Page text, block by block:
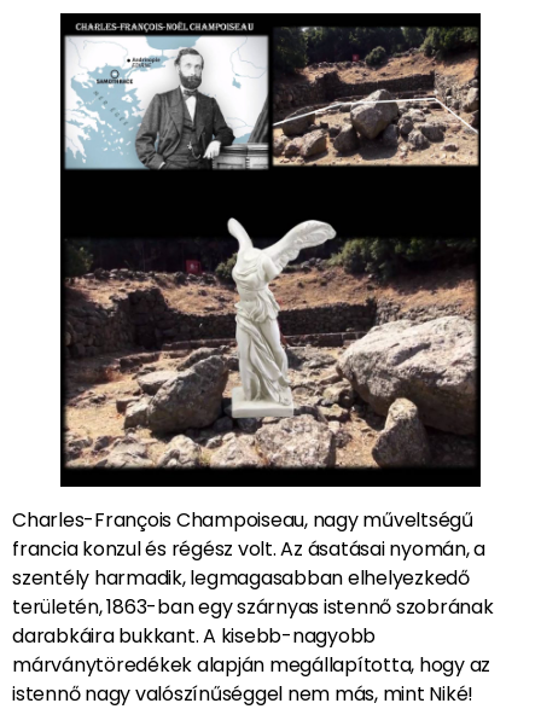
Charles-François Champoiseau, nagy műveltségű
francia konzul és régész volt. Az ásatásai nyomán, a
szentély harmadik, legmagasabban elhelyezkedő
területén, 1863-ban egy szárnyas istennő szobrának
darabkáira bukkant. A kisebb-nagyobb
márványtöredékek alapján megállapította, hogy az
istennő nagy valószínűséggel nem más, mint Niké!